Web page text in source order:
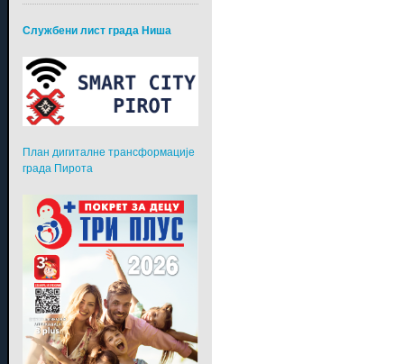
Службени лист града Ниша
План дигиталне трансформације
града Пирота